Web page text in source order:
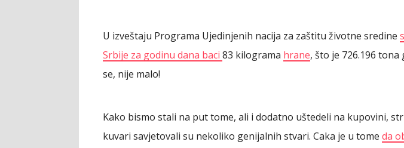
U izveštaju Programa Ujedinjenih nacija za zaštitu životne sredine
Srbije za godinu dana baci 83 kilograma hrane, što je 726.196 tona
se, nije malo!
Kako bismo stali na put tome, ali i dodatno uštedeli na kupovini,
kuvari savjetovali su nekoliko genijalnih stvari. Caka je u tome da